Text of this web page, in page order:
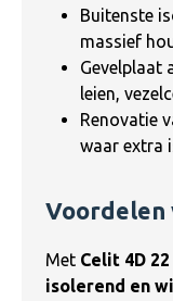
Buitenste
massief
Gevelplaat
leien,
Renovatie
waar extra
Voordelen
Met Celit 4D 22
isolerend en